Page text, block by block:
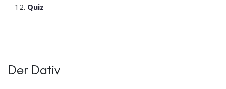
Quiz
Der Dativ